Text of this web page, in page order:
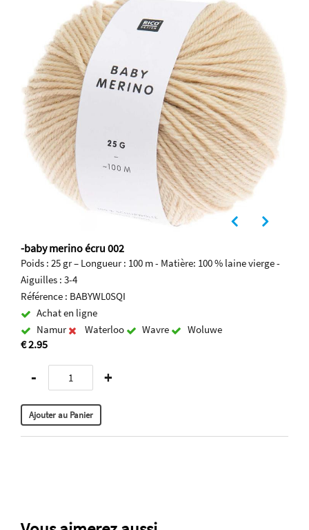
-baby merino écru 002
Poids : 25 gr – Longueur : 100 m - Matière: 100 % laine vierge -
Aiguilles : 3-4
Référence : BABYWL0SQI
Achat en ligne
Namur
Waterloo Wavre Woluwe
€ 2.95
- +